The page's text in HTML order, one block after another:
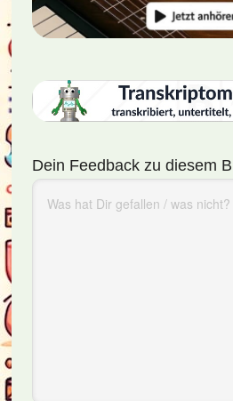
Dein Feedback zu diesem